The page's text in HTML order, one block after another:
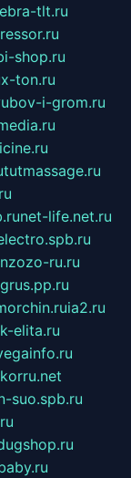
tlt.ru
shop.ru
x-ton.ru
i-grom.ru
tutmassage.ru
net-life.net.ru
ru.ru
ia2.ru
elita.ru
korru.net
suo.spb.ru